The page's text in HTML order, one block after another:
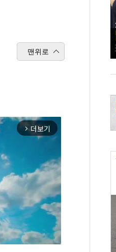
맨위로
arrow_forward_ios 더보기